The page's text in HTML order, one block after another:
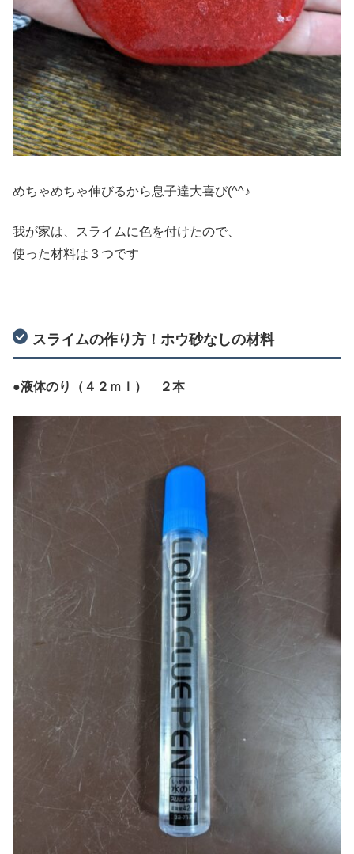
めちゃめちゃ伸びるから息子達大喜び(^^♪
我が家は、スライムに色を付けたので、
使った材料は３つです
スライムの作り方！ホウ砂なしの材料
●液体のり（４２ｍｌ） ２本